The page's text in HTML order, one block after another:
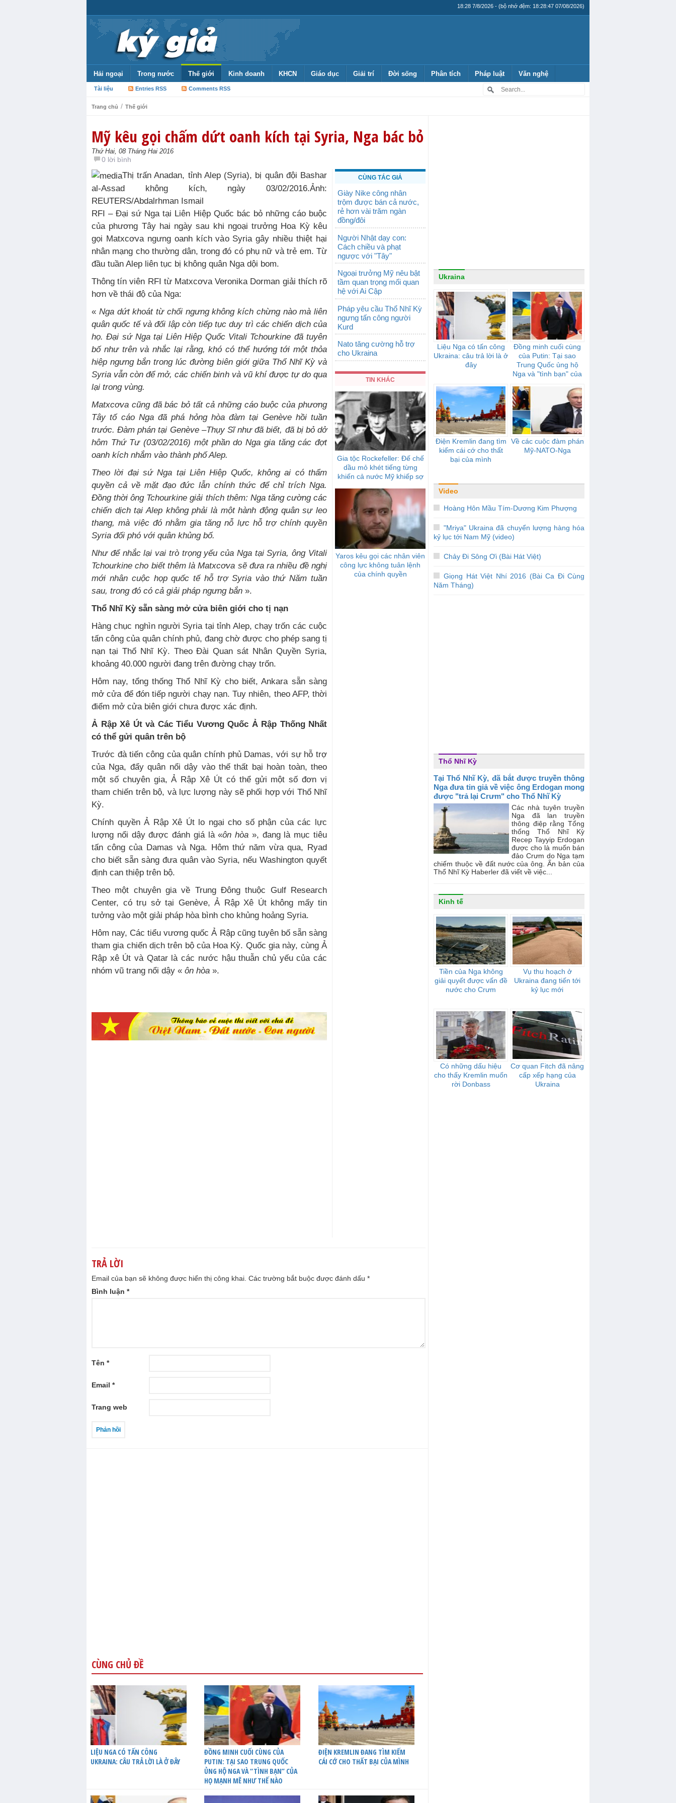
18:28 7/8/2026 - (bộ nhớ đệm: 18:28:47 07/08/2026)
Hải ngoại Trong nước Thế giới Kinh doanh KHCN Giáo dục Giải trí Đời sống Phân tích Pháp luật Văn nghệ
Tài liệu Entries RSS Comments RSS
Trang chủ / Thế giới
Mỹ kêu gọi chấm dứt oanh kích tại Syria, Nga bác bỏ
Thứ Hai, 08 Tháng Hai 2016
0 lời bình
Thị trấn Anadan, tỉnh Alep (Syria), bị quân đội Bashar
al-Assad không kích, ngày 03/02/2016.Ảnh:
REUTERS/Abdalrhman Ismail
RFI – Đại sứ Nga tại Liên Hiệp Quốc bác bỏ những cáo buộc
của phương Tây hai ngày sau khi ngoại trưởng Hoa Kỳ kêu
gọi Matxcơva ngưng oanh kích vào Syria gây nhiều thiệt hại
nhân mạng cho thường dân, trong đó có phụ nữ và trẻ em. Từ
đầu tuần Alep liên tục bị không quân Nga dội bom.
Thông tín viên RFI từ Matxcơva Veronika Dorman giải thích rõ
hơn về thái độ của Nga:
« Nga dứt khoát từ chối ngưng không kích chừng nào mà liên
quân quốc tế và đối lập còn tiếp tục duy trì các chiến dịch của
họ. Đại sứ Nga tại Liên Hiệp Quốc Vitali Tchourkine đã tuyên
bố như trên và nhắc lại rằng, khó có thể hướng tới một thỏa
hiệp ngưng bắn trong lúc đường biên giới giữa Thổ Nhĩ Kỳ và
Syria vẫn còn để mở, các chiến binh và vũ khí được tự do qua
lại trong vùng.
Matxcơva cũng đã bác bỏ tất cả những cáo buộc của phương
Tây tố cáo Nga đã phá hỏng hòa đàm tại Genève hồi tuần
trước. Đàm phán tại Genève –Thụy Sĩ như đã biết, đã bị bỏ dở
hôm Thứ Tư (03/02/2016) một phần do Nga gia tăng các đợt
oanh kích nhắm vào thành phố Alep.
Theo lời đại sứ Nga tại Liên Hiệp Quốc, không ai có thẩm
quyền cả về mặt đạo đức lẫn chính thức để chỉ trích Nga.
Đồng thời ông Tchourkine giải thích thêm: Nga tăng cường các
chiến dịch tại Alep không phải là một hành động quân sự leo
thang, mà việc đó nhằm gia tăng nỗ lực hỗ trợ chính quyền
Syria đối phó với quân khủng bố.
Như để nhắc lại vai trò trọng yếu của Nga tại Syria, ông Vitali
Tchourkine cho biết thêm là Matxcơva sẽ đưa ra nhiều đề nghị
mới nhân cuộc họp quốc tế hỗ trợ Syria vào thứ Năm tuần
sau, trong đó có cả giải pháp ngưng bắn ».
Thổ Nhĩ Kỳ sẵn sàng mở cửa biên giới cho tị nạn
Hàng chục nghìn người Syria tại tỉnh Alep, chạy trốn các cuộc
tấn công của quân chính phủ, đang chờ được cho phép sang tị
nạn tại Thổ Nhĩ Kỳ. Theo Đài Quan sát Nhân Quyền Syria,
khoảng 40.000 người đang trên đường chạy trốn.
Hôm nay, tổng thống Thổ Nhĩ Kỳ cho biết, Ankara sẵn sàng
mở cửa để đón tiếp người chạy nạn. Tuy nhiên, theo AFP, thời
điểm mở cửa biên giới chưa được xác định.
Ả Rập Xê Út và Các Tiểu Vương Quốc Ả Rập Thống Nhất
có thể gửi quân trên bộ
Trước đà tiến công của quân chính phủ Damas, với sự hỗ trợ
của Nga, đẩy quân nổi dậy vào thế thất bại hoàn toàn, theo
một số chuyên gia, Ả Rập Xê Út có thể gửi một số đơn vị
tham chiến trên bộ, và lực lượng này sẽ phối hợp với Thổ Nhĩ
Kỳ.
Chính quyền Ả Rập Xê Út lo ngại cho số phận của các lực
lượng nổi dậy được đánh giá là «ôn hòa », đang là mục tiêu
tấn công của Damas và Nga. Hôm thứ năm vừa qua, Ryad
cho biết sẵn sàng đưa quân vào Syria, nếu Washington quyết
định can thiệp trên bộ.
Theo một chuyên gia về Trung Đông thuộc Gulf Research
Center, có trụ sở tại Genève, Ả Rập Xê Út không mấy tin
tưởng vào một giải pháp hòa bình cho khủng hoảng Syria.
Hôm nay, Các tiểu vương quốc Ả Rập cũng tuyên bố sẵn sàng
tham gia chiến dịch trên bộ của Hoa Kỳ. Quốc gia này, cùng Ả
Rập xê Út và Qatar là các nước hậu thuẫn chủ yếu của các
nhóm vũ trang nổi dậy « ôn hòa ».
CÙNG TÁC GIẢ
Giày Nike công nhân
trộm được bán cả nước,
rẻ hơn vài trăm ngàn
đồng/đôi
Người Nhật dạy con:
Cách chiều và phạt
ngược với "Tây"
Ngoại trưởng Mỹ nêu bật
tầm quan trọng mối quan
hệ với Ai Cập
Pháp yêu cầu Thổ Nhĩ Kỳ
ngưng tấn công người
Kurd
Nato tăng cường hỗ trợ
cho Ukraina
TIN KHÁC
Gia tộc Rockefeller: Đế chế
dầu mỏ khét tiếng từng
khiến cả nước Mỹ khiếp sợ
Yaros kêu gọi các nhân viên
công lực không tuân lệnh
của chính quyền
TRẢ LỜI
Email của bạn sẽ không được hiển thị công khai. Các trường bắt buộc được đánh dấu *
Bình luận *
Tên *
Email *
Trang web
CÙNG CHỦ ĐỀ
LIỆU NGA CÓ TẤN CÔNG
UKRAINA: CÂU TRẢ LỜI LÀ Ở ĐÂY
ĐỒNG MINH CUỐI CÙNG CỦA
PUTIN: TẠI SAO TRUNG QUỐC
ỦNG HỘ NGA VÀ “TÌNH BẠN” CỦA
HỌ MẠNH MẼ NHƯ THẾ NÀO
ĐIỆN KREMLIN ĐANG TÌM KIẾM
CÁI CỚ CHO THẤT BẠI CỦA MÌNH
Ukraina
Liệu Nga có tấn công
Ukraina: câu trả lời là ở
đây
Đồng minh cuối cùng
của Putin: Tại sao
Trung Quốc ủng hộ
Nga và "tình bạn" của
Điện Kremlin đang tìm
kiếm cái cớ cho thất
bại của mình
Về các cuộc đàm phán
Mỹ-NATO-Nga
Video
Hoàng Hôn Mầu Tím-Dương Kim Phượng
"Mriya" Ukraina đã chuyển lượng hàng hóa
kỷ lục tới Nam Mỹ (video)
Chảy Đi Sông Ơi (Bài Hát Việt)
Giọng Hát Việt Nhí 2016 (Bài Ca Đi Cùng
Năm Tháng)
Thổ Nhĩ Kỳ
Tại Thổ Nhĩ Kỳ, đã bắt được truyền thông
Nga đưa tin giả về việc ông Erdogan mong
được "trả lại Crưm" cho Thổ Nhĩ Kỳ
Các nhà tuyên truyền
Nga đã lan truyền
thông điệp rằng Tổng
thống Thổ Nhĩ Kỳ
Recep Tayyip Erdogan
được cho là muốn bán
đảo Crưm do Nga tạm
chiếm thuộc về đất nước của ông. Ấn bản của
Thổ Nhĩ Kỳ Haberler đã viết về việc...
Kinh tế
Tiền của Nga không
giải quyết được vấn đề
nước cho Crưm
Vụ thu hoạch ở
Ukraina đang tiến tới
kỷ lục mới
Có những dấu hiệu
cho thấy Kremlin muốn
rời Donbass
Cơ quan Fitch đã nâng
cấp xếp hạng của
Ukraina